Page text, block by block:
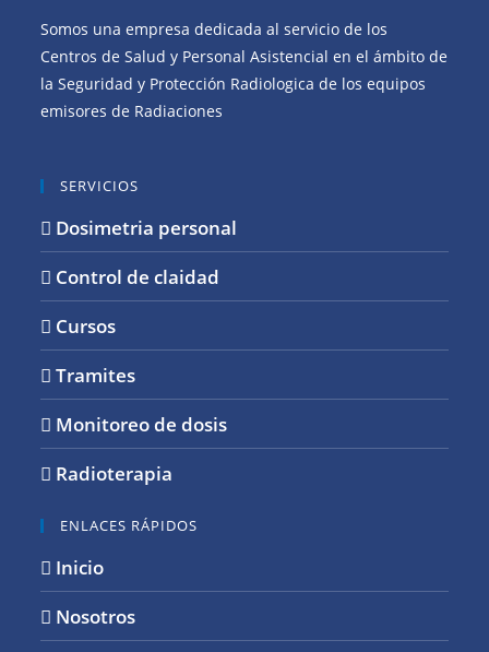
Somos una empresa dedicada al servicio de los
Centros de Salud y Personal Asistencial en el ámbito de
la Seguridad y Protección Radiologica de los equipos
emisores de Radiaciones
SERVICIOS
Dosimetria personal
Control de claidad
Cursos
Tramites
Monitoreo de dosis
Radioterapia
ENLACES RÁPIDOS
Inicio
Nosotros